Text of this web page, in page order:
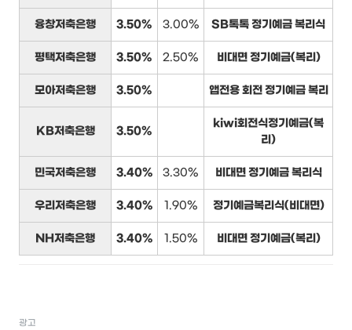
융창저축은행 3.50% 3.00% SB톡톡 정기예금 복리식
평택저축은행 3.50% 2.50% 비대면 정기예금(복리)
모아저축은행 3.50% 앱전용 회전 정기예금 복리
KB저축은행 3.50%
kiwi회전식정기예금(복
리)
민국저축은행 3.40% 3.30% 비대면 정기예금 복리식
우리저축은행 3.40% 1.90% 정기예금복리식(비대면)
NH저축은행 3.40% 1.50% 비대면 정기예금(복리)
광고